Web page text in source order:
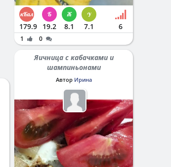
179.9 19.2 8.1 7.1 6
1 0
Яичница с кабачками и
шампиньонами
Автор Ирина